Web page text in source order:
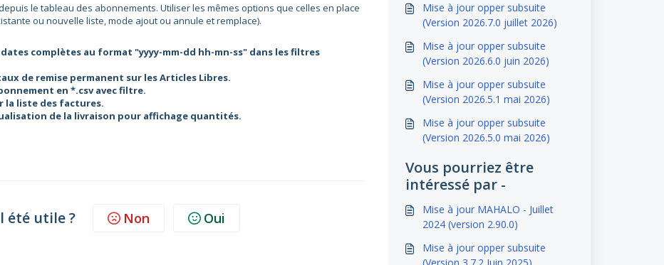
le tableau des abonnements. Utiliser les mêmes options que celles en place
ou nouvelle liste, mode ajout ou annule et remplace).
dates complètes au format "yyyy-mm-dd hh-mn-ss" dans les filtres
de remise permanent sur les Articles Libres.
en *.csv avec filtre.
la liste des factures.
de la livraison pour affichage quantités.
été utile ? Non Oui
Mise à jour opper subsuite
(Version 2026.7.0 juillet 2026)
Mise à jour opper subsuite
(Version 2026.6.0 juin 2026)
Mise à jour opper subsuite
(Version 2026.5.1 mai 2026)
Mise à jour opper subsuite
(Version 2026.5.0 mai 2026)
Vous pourriez être
intéressé par -
Mise à jour MAHALO - Juillet
2024 (version 2.90.0)
Mise à jour opper subsuite